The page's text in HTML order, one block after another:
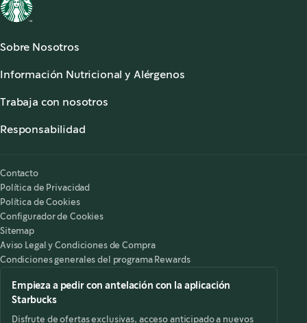
Sobre Nosotros
Sala de Prensa
Atención al Cliente
Accesibilidad,opens in a new tab
Información Nutricional y Alérgenos
Alérgenos,opens in a new tab
Trabaja con nosotros
Responsabilidad
Contacto
Política de Privacidad
Política de Cookies
Configurador de Cookies
Sitemap
Aviso Legal y Condiciones de Compra
Condiciones generales del programa Rewards
Empieza a pedir con antelación con la aplicación
Starbucks
Disfrute de ofertas exclusivas, acceso anticipado a nuevos